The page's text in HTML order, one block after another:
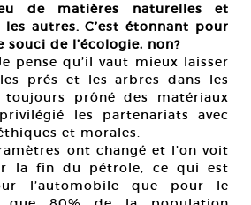
de matières naturelles et
autres. C’est étonnant pour
souci de l’écologie, non?
pense qu’il vaut mieux laisser
prés et les arbres dans les
toujours prôné des matériaux
les partenariats avec
et morales.
ont changé et l’on voit
la fin du pétrole, ce qui est
l’automobile que pour le